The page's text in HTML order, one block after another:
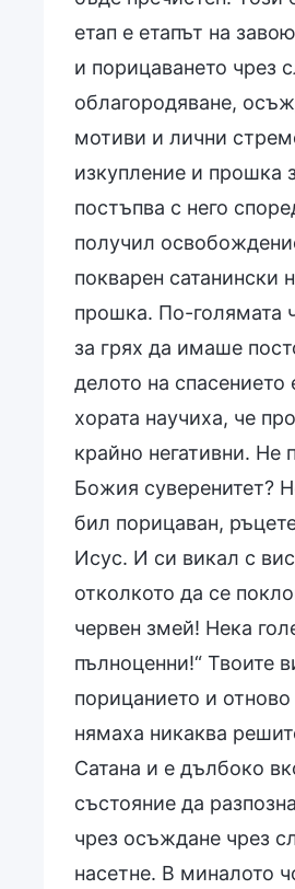
етап е етапът на
и порицаването чрез
облагородяване,
мотиви и лични
изкупление и прошка
постъпва с него
получил
покварен сатанински
прошка. По-голямата
за грях да имаше
делото на
хората научиха, че
крайно негативни. Не
Божия суверенитет?
бил порицаван,
Исус. И си викал с
отколкото да се
червен змей! Нека
пълноценни!“ Твоите
порицанието и
нямаха никаква
Сатана и е дълбоко
състояние да
чрез осъждане чрез
насетне. В миналото